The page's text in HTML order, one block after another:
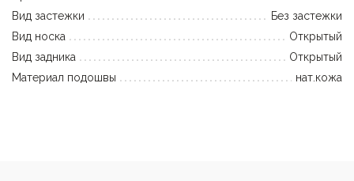
Вид застежки
Без застежки
Вид носка
Открытый
Вид задника
Открытый
Материал подошвы
нат.кожа